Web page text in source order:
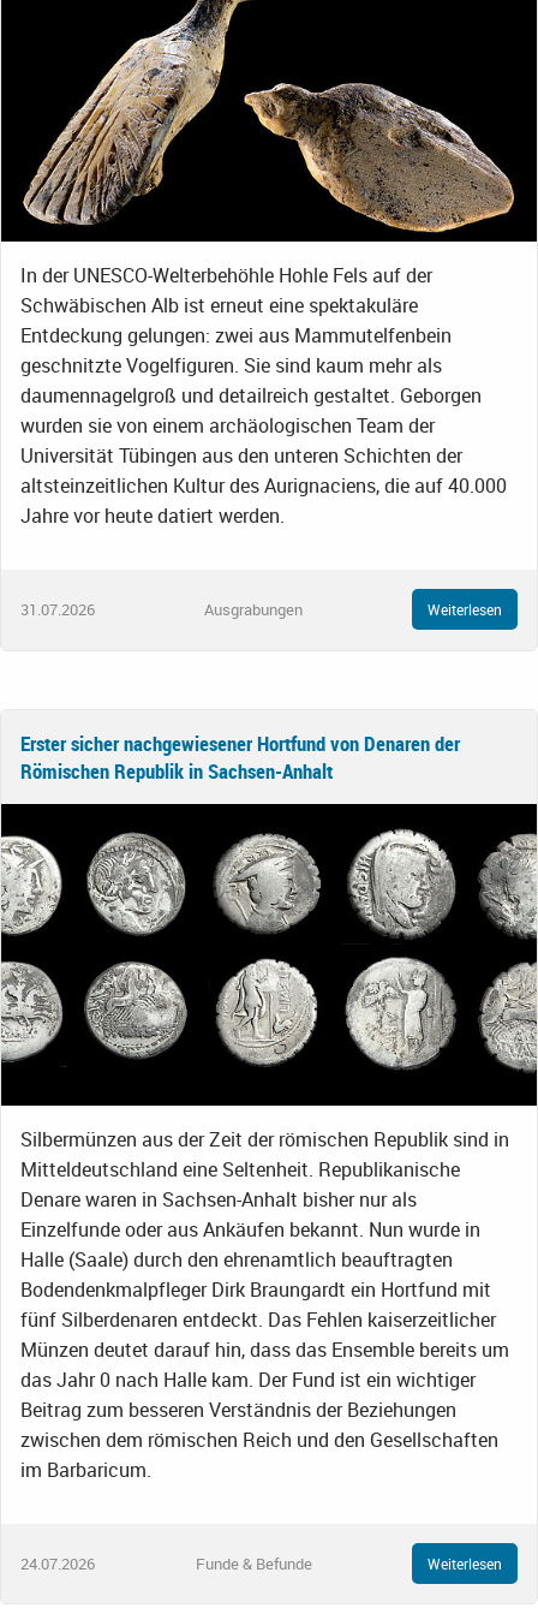
In der UNESCO-Welterbehöhle Hohle Fels auf der
Schwäbischen Alb ist erneut eine spektakuläre
Entdeckung gelungen: zwei aus Mammutelfenbein
geschnitzte Vogelfiguren. Sie sind kaum mehr als
daumennagelgroß und detailreich gestaltet. Geborgen
wurden sie von einem archäologischen Team der
Universität Tübingen aus den unteren Schichten der
altsteinzeitlichen Kultur des Aurignaciens, die auf 40.000
Jahre vor heute datiert werden.
31.07.2026 Ausgrabungen Weiterlesen
Erster sicher nachgewiesener Hortfund von Denaren der
Römischen Republik in Sachsen-Anhalt
Silbermünzen aus der Zeit der römischen Republik sind in
Mitteldeutschland eine Seltenheit. Republikanische
Denare waren in Sachsen-Anhalt bisher nur als
Einzelfunde oder aus Ankäufen bekannt. Nun wurde in
Halle (Saale) durch den ehrenamtlich beauftragten
Bodendenkmalpfleger Dirk Braungardt ein Hortfund mit
fünf Silberdenaren entdeckt. Das Fehlen kaiserzeitlicher
Münzen deutet darauf hin, dass das Ensemble bereits um
das Jahr 0 nach Halle kam. Der Fund ist ein wichtiger
Beitrag zum besseren Verständnis der Beziehungen
zwischen dem römischen Reich und den Gesellschaften
im Barbaricum.
24.07.2026 Funde & Befunde Weiterlesen